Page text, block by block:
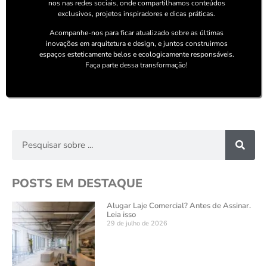
nos nas redes sociais, onde compartilhamos conteúdos
exclusivos, projetos inspiradores e dicas práticas.
Acompanhe-nos para ficar atualizado sobre as últimas
inovações em arquitetura e design, e juntos construirmos
espaços esteticamente belos e ecologicamente responsáveis.
Faça parte dessa transformação!
POSTS EM DESTAQUE
Alugar Laje Comercial? Antes de Assinar.
Leia isso
29 de julho de 2026